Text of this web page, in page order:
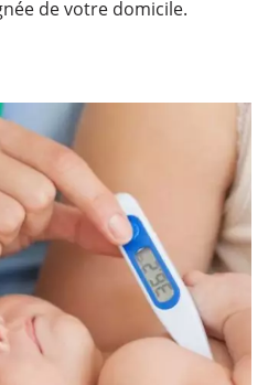
de votre domicile.